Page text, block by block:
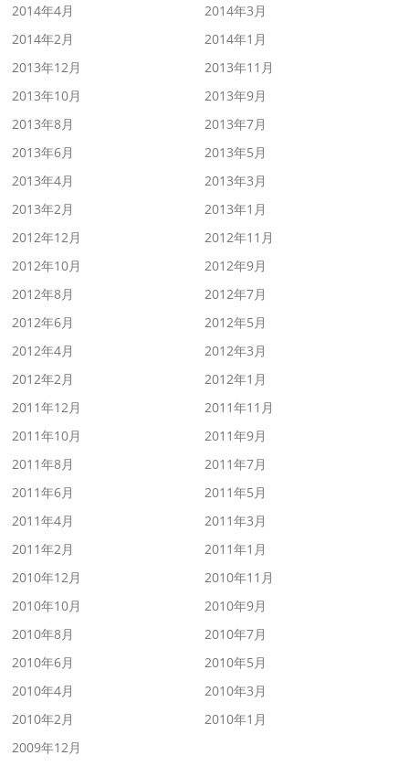
2014年4月
2014年3月
2014年2月
2014年1月
2013年12月
2013年11月
2013年10月
2013年9月
2013年8月
2013年7月
2013年6月
2013年5月
2013年4月
2013年3月
2013年2月
2013年1月
2012年12月
2012年11月
2012年10月
2012年9月
2012年8月
2012年7月
2012年6月
2012年5月
2012年4月
2012年3月
2012年2月
2012年1月
2011年12月
2011年11月
2011年10月
2011年9月
2011年8月
2011年7月
2011年6月
2011年5月
2011年4月
2011年3月
2011年2月
2011年1月
2010年12月
2010年11月
2010年10月
2010年9月
2010年8月
2010年7月
2010年6月
2010年5月
2010年4月
2010年3月
2010年2月
2010年1月
2009年12月